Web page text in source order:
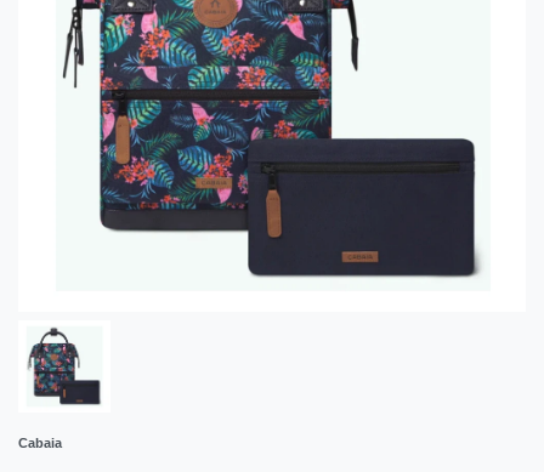
Cabaia